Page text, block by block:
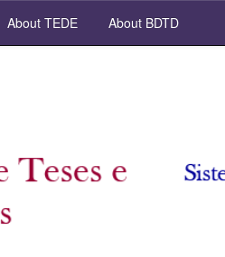
About TEDE About BDTD